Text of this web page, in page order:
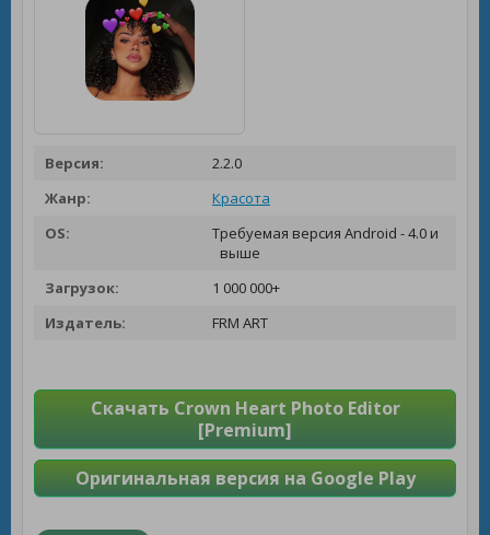
Версия:
2.2.0
Жанр:
Красота
OS:
Требуемая версия Android - 4.0 и
выше
Загрузок:
1 000 000+
Издатель:
FRM ART
Скачать Crown Heart Photo Editor
[Premium]
Оригинальная версия на Google Play